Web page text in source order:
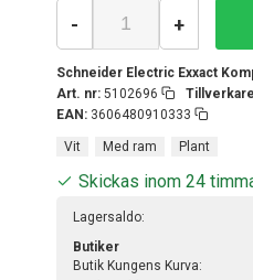
Schneider Electric Exxact
Art. nr: 5102696
EAN: 3606480910333
- +
Vit Med ram Plant
Skickas inom 24
Lagersaldo:
Butiker
Butik Kungens Kurva: